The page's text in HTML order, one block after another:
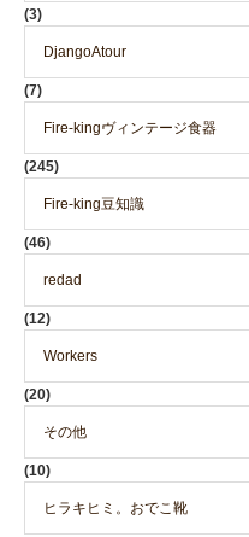
(3)
DjangoAtour
(7)
Fire-kingヴィンテージ食器
(245)
Fire-king豆知識
(46)
redad
(12)
Workers
(20)
その他
(10)
ヒラキヒミ。おでこ靴